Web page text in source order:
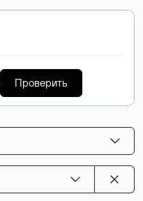
Проверить